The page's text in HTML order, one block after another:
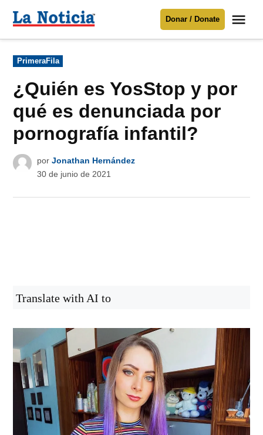
Para mantenerte informado necesitamos
Donar
contenido
Noticia
Donar / Donate
Publicado
en
PrimeraFila
¿Quién es YosStop y por
qué es denunciada por
pornografía infantil?
por Jonathan Hernández
30 de junio de 2021
Translate with AI to